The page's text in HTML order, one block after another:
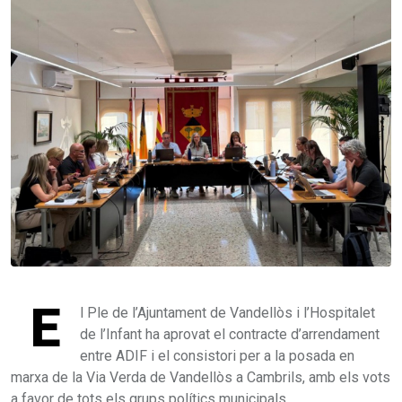
E
l Ple de l’Ajuntament de Vandellòs i l’Hospitalet
de l’Infant ha aprovat el contracte d’arrendament
entre ADIF i el consistori per a la posada en
marxa de la Via Verda de Vandellòs a Cambrils, amb els vots
a favor de tots els grups polítics municipals.